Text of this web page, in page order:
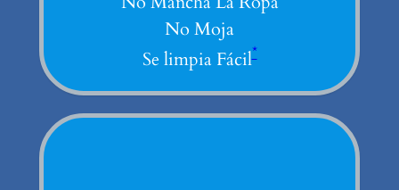
No Moja
Se limpia Fácil*